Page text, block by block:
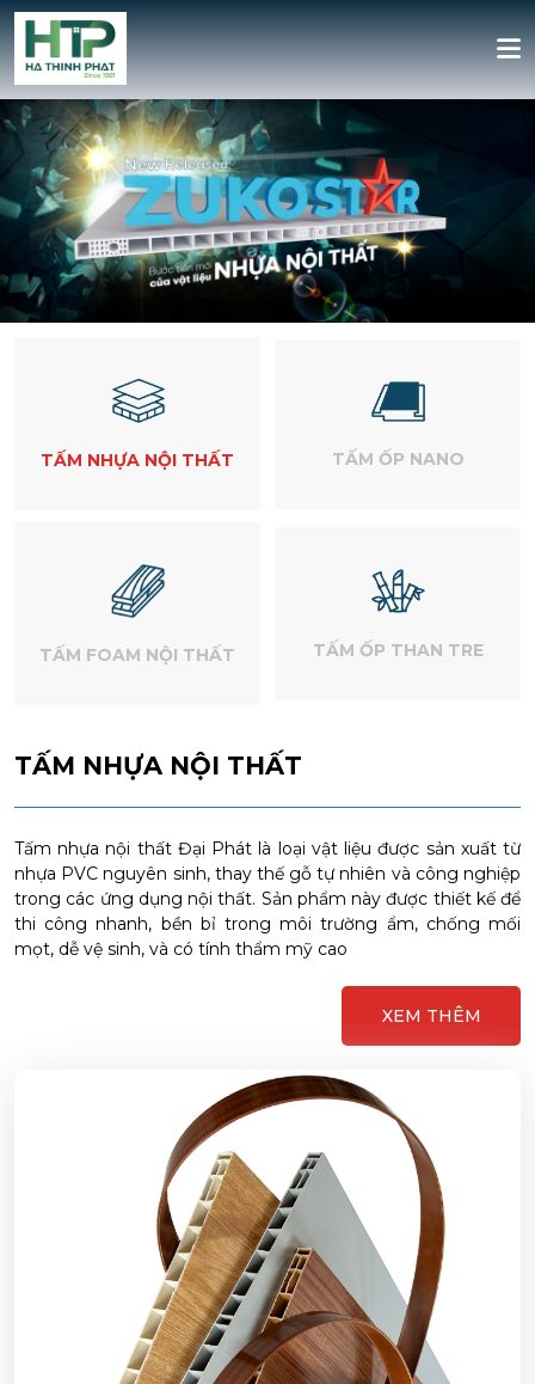
TẤM NHỰA NỘI THẤT TẤM ỐP NANO
TẤM FOAM NỘI THẤT TẤM ỐP THAN TRE
TẤM NHỰA NỘI THẤT
Tấm nhựa nội thất Đại Phát là loại vật liệu được sản xuất từ
nhựa PVC nguyên sinh, thay thế gỗ tự nhiên và công nghiệp
trong các ứng dụng nội thất. Sản phẩm này được thiết kế để
thi công nhanh, bền bỉ trong môi trường ẩm, chống mối
mọt, dễ vệ sinh, và có tính thẩm mỹ cao
XEM THÊM